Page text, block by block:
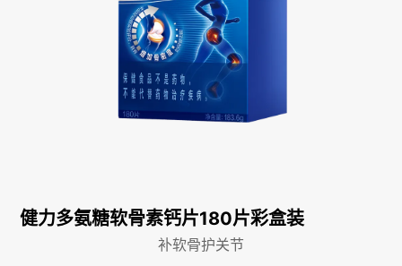
健力多氨糖软骨素钙片180片彩盒装
补软骨护关节